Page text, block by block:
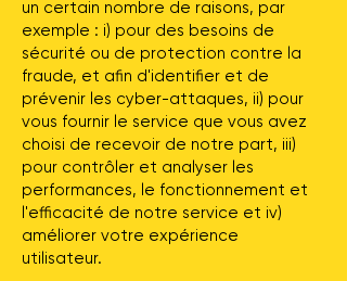
un certain nombre de raisons, par
exemple : i) pour des besoins de
sécurité ou de protection contre la
fraude, et afin d'identifier et de
prévenir les cyber-attaques, ii) pour
vous fournir le service que vous avez
choisi de recevoir de notre part, iii)
pour contrôler et analyser les
performances, le fonctionnement et
l'efficacité de notre service et iv)
améliorer votre expérience
utilisateur.